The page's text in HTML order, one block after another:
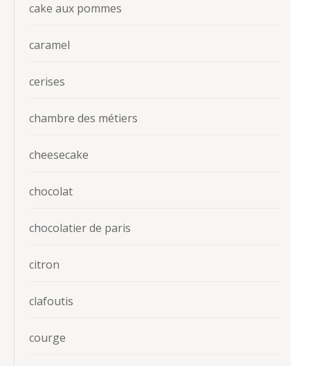
cake aux pommes
caramel
cerises
chambre des métiers
cheesecake
chocolat
chocolatier de paris
citron
clafoutis
courge